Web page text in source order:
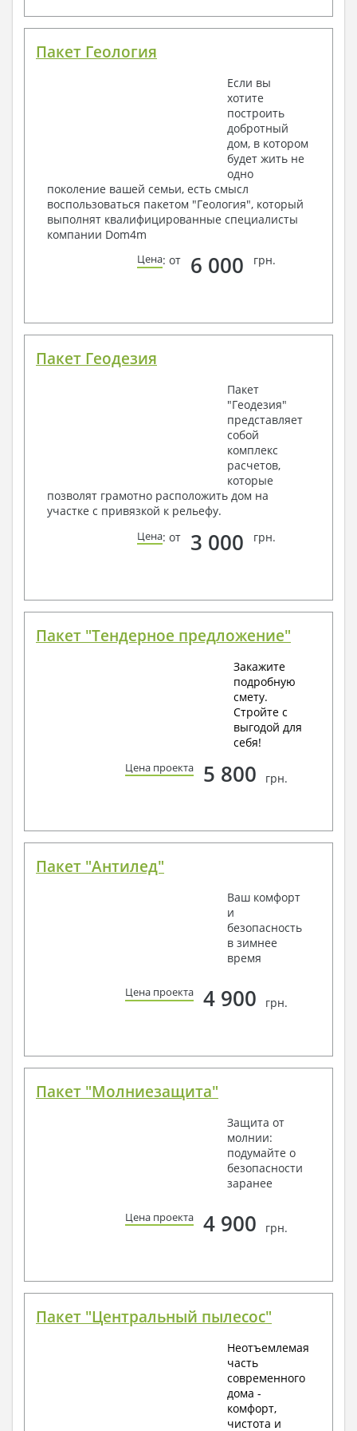
Пакет Геология
Если вы
хотите
построить
добротный
дом, в котором
будет жить не
одно
поколение вашей семьи, есть смысл
воспользоваться пакетом "Геология", который
выполнят квалифицированные специалисты
компании Dom4m
Цена: от 6 000 грн.
Пакет Геодезия
Пакет
"Геодезия"
представляет
собой
комплекс
расчетов,
которые
позволят грамотно расположить дом на
участке с привязкой к рельефу.
Цена: от 3 000 грн.
Пакет "Тендерное предложение"
Закажите
подробную
смету.
Стройте с
выгодой для
себя!
Цена проекта 5 800 грн.
Пакет "Антилед"
Ваш комфорт
и
безопасность
в зимнее
время
Цена проекта 4 900 грн.
Пакет "Молниезащита"
Защита от
молнии:
подумайте о
безопасности
заранее
Цена проекта 4 900 грн.
Пакет "Центральный пылесос"
Неотъемлемая
часть
современного
дома -
комфорт,
чистота и